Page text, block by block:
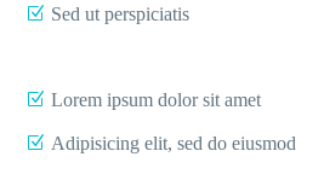
Sed ut perspiciatis
Lorem ipsum dolor sit amet
Adipisicing elit, sed do eiusmod